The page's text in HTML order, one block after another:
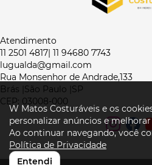
Atendimento
11 2501 4817| 11 94680 7743
lugualda@gmail.com
Rua Monsenhor de Andrade,133
Brás |São Paulo |SP
CEP: 03008-000
W Matos Costuráveis e os
personalizar anúncios e
Ao continuar navegando, você
Política de Privacidade
Entendi